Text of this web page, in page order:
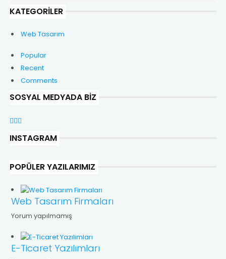
KATEGORILER
Web Tasarım
Popular
Recent
Comments
SOSYAL MEDYADA BIZ
INSTAGRAM
POPÜLER YAZILARIMIZ
Web Tasarım Firmaları
Yorum yapılmamış
E-Ticaret Yazılımları